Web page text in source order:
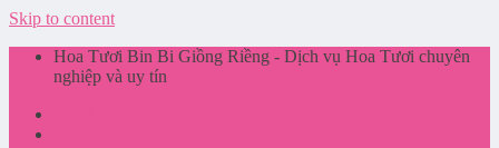
Skip to content
Hoa Tươi Bin Bi Giồng Riềng - Dịch vụ Hoa Tươi chuyên
nghiệp và uy tín